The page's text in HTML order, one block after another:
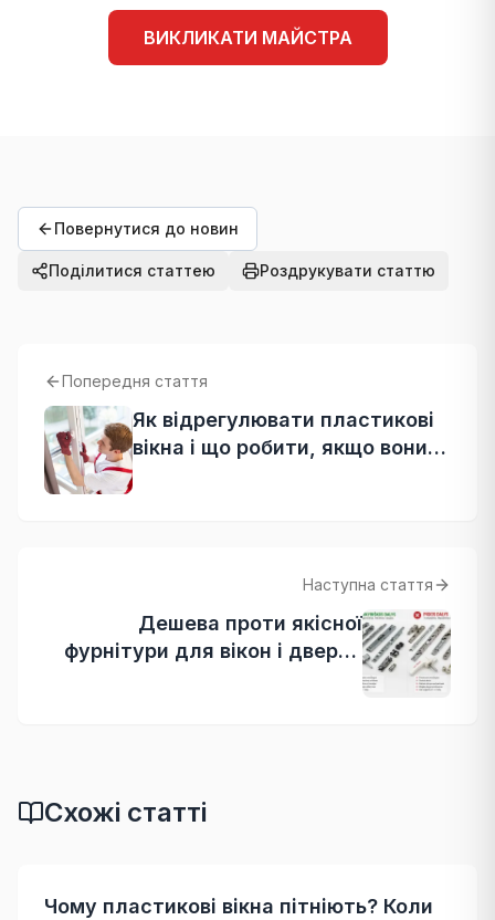
ВИКЛИКАТИ МАЙСТРА
Повернутися до новин
Поділитися статтею Роздрукувати статтю
Попередня стаття
Як відрегулювати пластикові
вікна і що робити, якщо вони
Наступна стаття
Дешева проти якісної
фурнітури для вікон і дверей
Схожі статті
Чому пластикові вікна пітніють? Коли